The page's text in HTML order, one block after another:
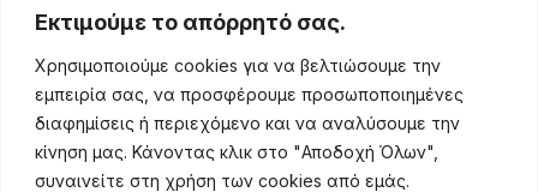
Εκτιμούμε το απόρρητό σας.
Χρησιμοποιούμε cookies για να βελτιώσουμε την
εμπειρία σας, να προσφέρουμε προσωποποιημένες
διαφημίσεις ή περιεχόμενο και να αναλύσουμε την
κίνηση μας. Κάνοντας κλικ στο "Αποδοχή Όλων",
συναινείτε στη χρήση των cookies από εμάς.
Επικοινωνία
Ρόδου 133, Αθήνα 10443
(+30) 211 725 5427
sales@lightingexpert.gr